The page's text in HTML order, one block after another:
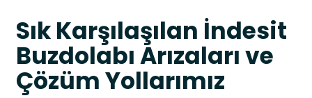
Sık Karşılaşılan İndesit
Buzdolabı Arızaları ve
Çözüm Yollarımız